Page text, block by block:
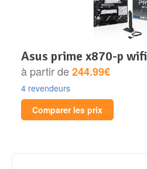
asus prime x870-p wifi
à partir de244.99€
4 revendeurs
Comparer les prix